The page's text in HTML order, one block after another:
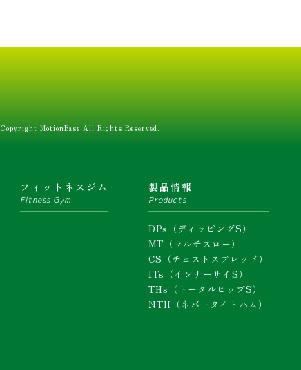
MotionBase All Rights Reserved.
フィットネスジム
Fitness Gym
製品情報
Products
DPs（ディッピングS）
MT（マルチスロー）
CS（チェストスプレッド）
ITs（インナーサイS）
THs（トータルヒップS）
NTH（ネバータイトハム）